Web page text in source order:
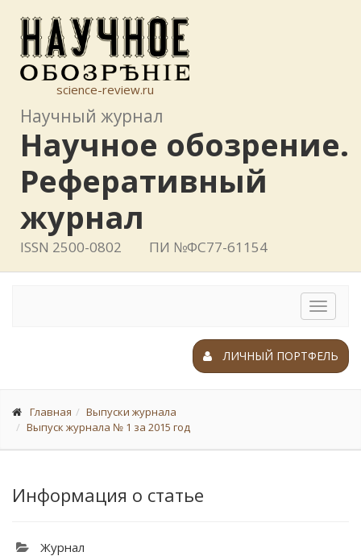
science-review.ru
Научный журнал
Научное обозрение.
Реферативный
журнал
ISSN 2500-0802 ПИ №ФС77-61154
Toggle
ЛИЧНЫЙ ПОРТФЕЛЬ
Главная
Выпуски журнала
Выпуск журнала № 1 за 2015 год
Информация о статье
Журнал